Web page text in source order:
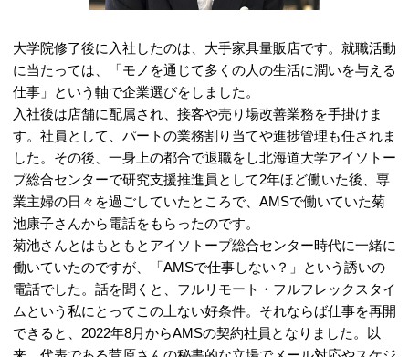
大学院修了後に入社したのは、大手家具量販店です。就職活動
に当たっては、「モノを通じて多くの人の生活に潤いを与える
仕事」という軸で企業選びをしました。
入社後は店舗に配属され、接客や売り場改善業務を手掛けま
す。社員として、パートの業務割り当てや進捗管理も任されま
した。その後、一身上の都合で退職をし北海道大学アイソトー
プ総合センターで研究支援推進員として2年ほど働いた後、専
業主婦の日々を過ごしていたところで、AMSで働いていた菊
池康子さんから電話をもらったのです。
菊池さんとはもともとアイソトープ総合センター時代に一緒に
働いていたのですが、「AMSで仕事しない？」という誘いの
電話でした。話を聞くと、フルリモート・フルフレックスタイ
ムという私にとってこの上ない好条件。それならば仕事を再開
できると、2022年8月からAMSの契約社員となりました。以